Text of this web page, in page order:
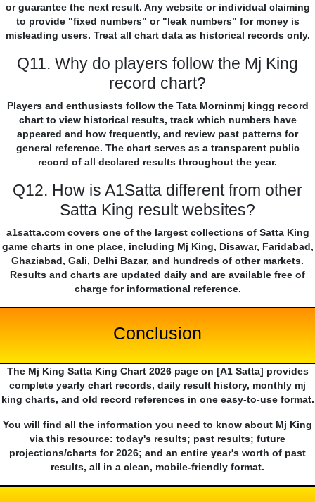
or guarantee the next result. Any website or individual claiming
to provide "fixed numbers" or "leak numbers" for money is
misleading users. Treat all chart data as historical records only.
Q11. Why do players follow the Mj King
record chart?
Players and enthusiasts follow the Tata Morninmj kingg record
chart to view historical results, track which numbers have
appeared and how frequently, and review past patterns for
general reference. The chart serves as a transparent public
record of all declared results throughout the year.
Q12. How is A1Satta different from other
Satta King result websites?
a1satta.com covers one of the largest collections of Satta King
game charts in one place, including Mj King, Disawar, Faridabad,
Ghaziabad, Gali, Delhi Bazar, and hundreds of other markets.
Results and charts are updated daily and are available free of
charge for informational reference.
Conclusion
The Mj King Satta King Chart 2026 page on [A1 Satta] provides
complete yearly chart records, daily result history, monthly mj
king charts, and old record references in one easy-to-use format.
You will find all the information you need to know about Mj King
via this resource: today's results; past results; future
projections/charts for 2026; and an entire year's worth of past
results, all in a clean, mobile-friendly format.